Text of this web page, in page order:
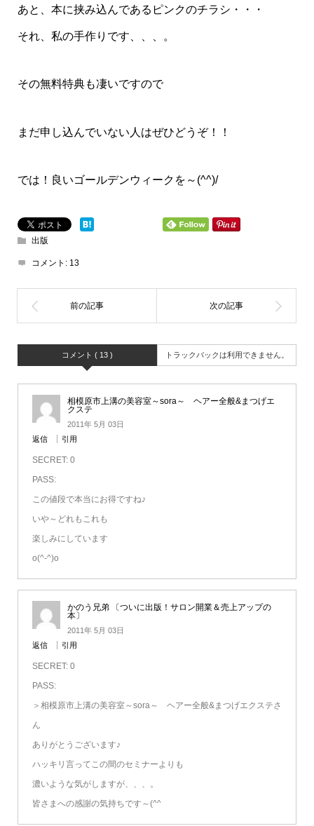
あと、本に挟み込んであるピンクのチラシ・・・
それ、私の手作りです、、、。
その無料特典も凄いですので
まだ申し込んでいない人はぜひどうぞ！！
では！良いゴールデンウィークを～(^^)/
出版
コメント: 13
コメント ( 13 ) トラックバックは利用できません。
相模原市上溝の美容室～sora～ ヘアー全般&まつげエ
クステ
2011年 5月 03日
返信
引用
SECRET: 0
PASS:
この値段で本当にお得ですね♪
いや～どれもこれも
楽しみにしています
o(^-^)o
かのう兄弟 〔ついに出版！サロン開業＆売上アップの
本〕
2011年 5月 03日
返信
引用
SECRET: 0
PASS:
＞相模原市上溝の美容室～sora～ ヘアー全般&まつげエクステさ
ん
ありがとうございます♪
ハッキリ言ってこの間のセミナーよりも
濃いような気がしますが、、、。
皆さまへの感謝の気持ちです～(^^ゞ